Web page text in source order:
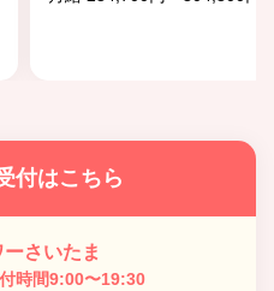
付はこちら
さいたま
時間9:00〜19:30